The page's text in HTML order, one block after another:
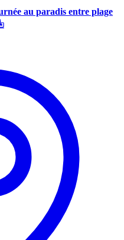
au paradis entre plage